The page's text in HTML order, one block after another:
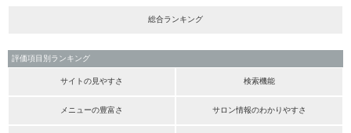
総合ランキング
評価項目別ランキング
サイトの見やすさ 検索機能
メニューの豊富さ サロン情報のわかりやすさ